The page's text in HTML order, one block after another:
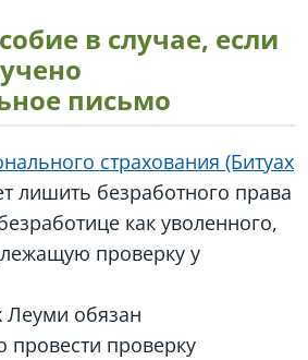
в случае, если
письмо
страхования (Битуах
лишить безработного права
как уволенного,
проверку у
Леуми обязан
провести проверку